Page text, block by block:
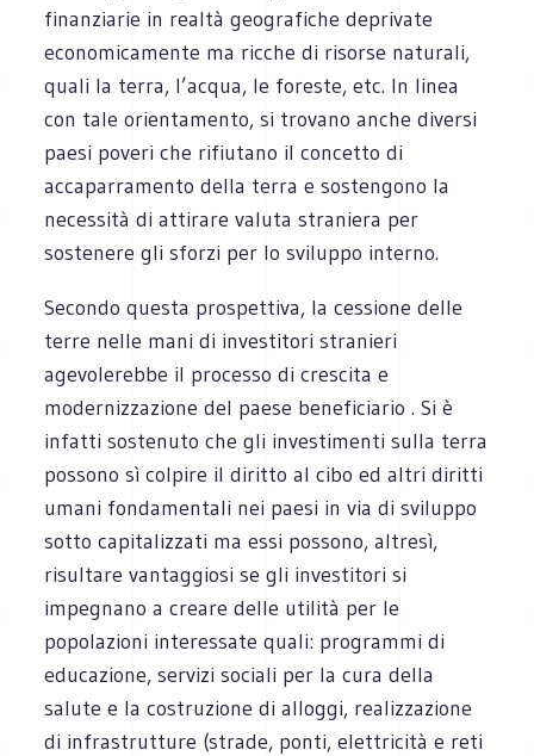
finanziarie in realtà geografiche deprivate
economicamente ma ricche di risorse naturali,
quali la terra, l’acqua, le foreste, etc. In linea
con tale orientamento, si trovano anche diversi
paesi poveri che rifiutano il concetto di
accaparramento della terra e sostengono la
necessità di attirare valuta straniera per
sostenere gli sforzi per lo sviluppo interno.
Secondo questa prospettiva, la cessione delle
terre nelle mani di investitori stranieri
agevolerebbe il processo di crescita e
modernizzazione del paese beneficiario . Si è
infatti sostenuto che gli investimenti sulla terra
possono sì colpire il diritto al cibo ed altri diritti
umani fondamentali nei paesi in via di sviluppo
sotto capitalizzati ma essi possono, altresì,
risultare vantaggiosi se gli investitori si
impegnano a creare delle utilità per le
popolazioni interessate quali: programmi di
educazione, servizi sociali per la cura della
salute e la costruzione di alloggi, realizzazione
di infrastrutture (strade, ponti, elettricità e reti